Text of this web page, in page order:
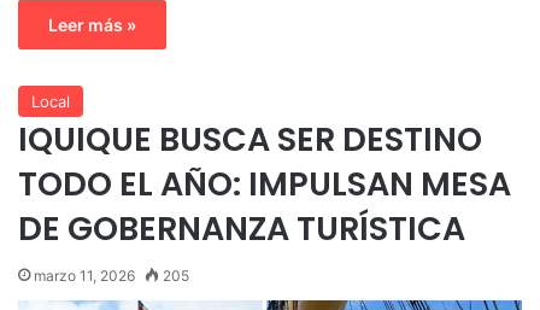
Leer más »
Local
IQUIQUE BUSCA SER DESTINO
TODO EL AÑO: IMPULSAN MESA
DE GOBERNANZA TURÍSTICA
marzo 11, 2026 205